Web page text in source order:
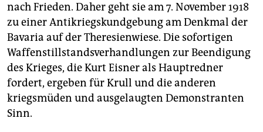
nach Frieden. Daher geht sie am 7. November 1918
zu einer Antikriegskundgebung am Denkmal der
Bavaria auf der Theresienwiese. Die sofortigen
Waffenstillstandsverhandlungen zur Beendigung
des Krieges, die Kurt Eisner als Hauptredner
fordert, ergeben für Krull und die anderen
kriegsmüden und ausgelaugten Demonstranten
Sinn.